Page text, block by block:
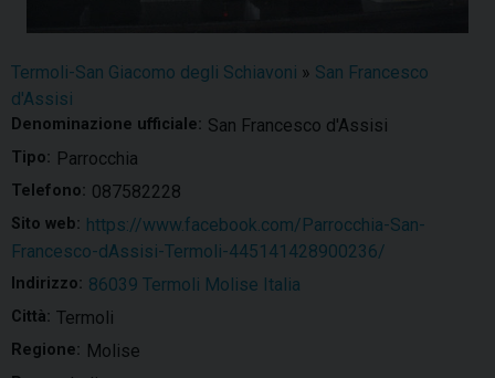
Termoli-San Giacomo degli Schiavoni » San Francesco
d'Assisi
Denominazione ufficiale: San Francesco d'Assisi
Tipo: Parrocchia
Telefono: 087582228
Sito web: https://www.facebook.com/Parrocchia-San-
Francesco-dAssisi-Termoli-445141428900236/
Indirizzo: 86039 Termoli Molise Italia
Città: Termoli
Regione: Molise